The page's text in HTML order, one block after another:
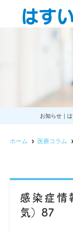
お知らせ｜
ホーム 医療コラム
感染症情
気）87